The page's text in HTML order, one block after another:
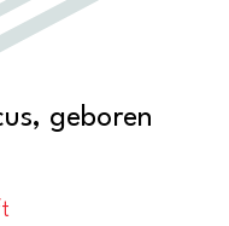
geboren